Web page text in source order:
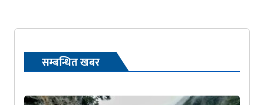
सम्बन्धित खबर